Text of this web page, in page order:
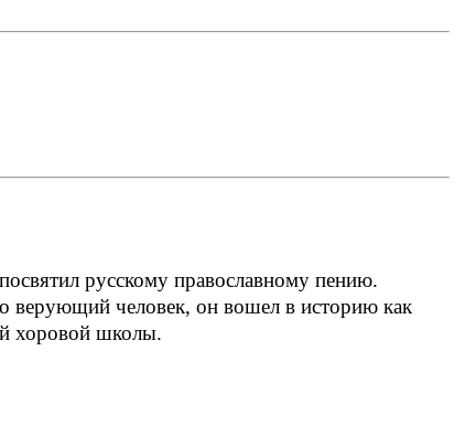
русскому православному пению.
верующий человек, он вошел в историю как
хоровой школы.